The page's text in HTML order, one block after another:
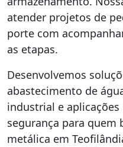
atender projetos de
porte com
as etapas.
Desenvolvemos
abastecimento de
industrial e
segurança para quem
metálica em